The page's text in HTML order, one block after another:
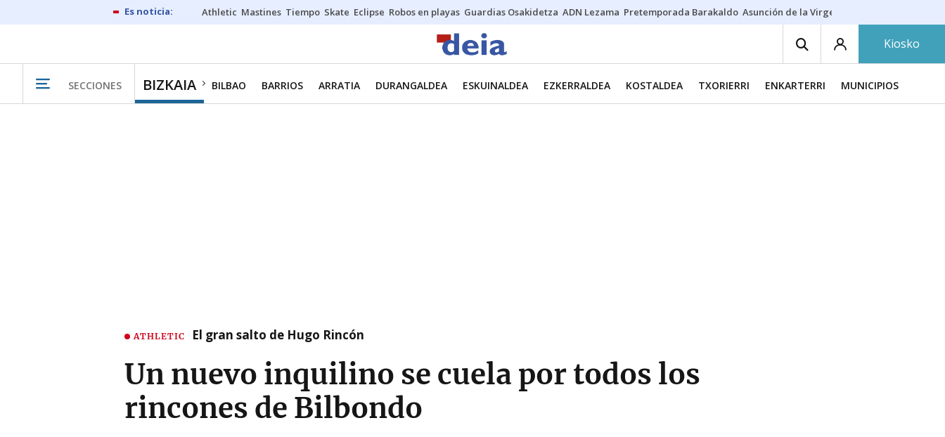
Athletic Mastines Tiempo Skate Eclipse Robos en playas Guardias Osakidetza ADN Lezama Pretemporada Barakaldo Asunción de la Virgen
Kiosko
SECCIONES BIZKAIA BILBAO BARRIOS ARRATIA DURANGALDEA ESKUINALDEA EZKERRALDEA KOSTALDEA TXORIERRI ENKARTERRI MUNICIPIOS
ATHLETIC El gran salto de Hugo Rincón
Un nuevo inquilino se cuela por todos los
rincones de Bilbondo